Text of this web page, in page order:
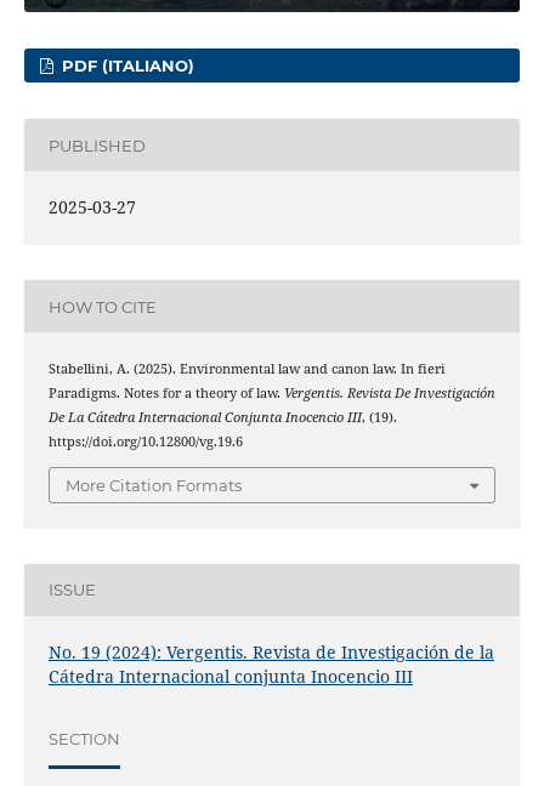
PDF (ITALIANO)
PUBLISHED
2025-03-27
HOW TO CITE
Stabellini, A. (2025). Environmental law and canon law. In fieri
Paradigms. Notes for a theory of law. Vergentis. Revista De Investigación
De La Cátedra Internacional Conjunta Inocencio III, (19).
https://doi.org/10.12800/vg.19.6
More Citation Formats
ISSUE
No. 19 (2024): Vergentis. Revista de Investigación de la
Cátedra Internacional conjunta Inocencio III
SECTION